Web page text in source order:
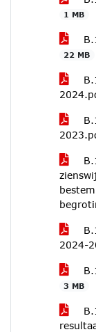
1 MB
22 MB
2024-
3 MB